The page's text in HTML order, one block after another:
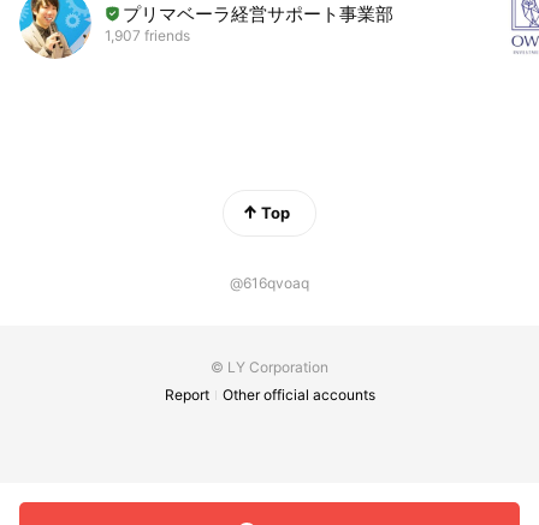
プリマベーラ経営サポート事業部
1,907 friends
Top
@616qvoaq
© LY Corporation
Report
Other official accounts